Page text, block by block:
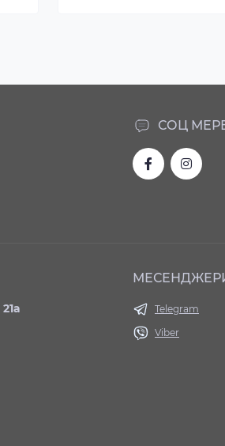
СОЦ
Telegram
Viber